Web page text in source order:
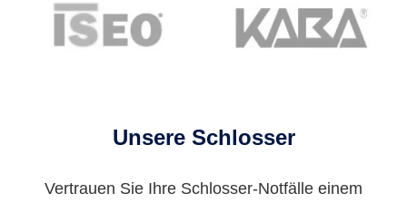
Unsere Schlosser
Vertrauen Sie Ihre Schlosser-Notfälle einem